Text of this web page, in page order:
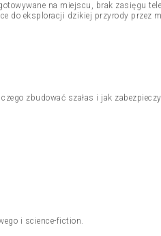
na miejscu, brak zasięgu
do eksploracji dzikiej przyrody przez
zbudować szałas i jak
i science-fiction.